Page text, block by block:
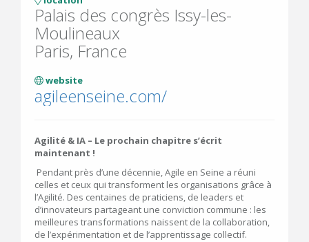
Palais des congrès Issy-les-
Moulineaux
Paris, France
website
agileenseine.com/
Agilité & IA – Le prochain chapitre s’écrit
maintenant !
Pendant près d’une décennie, Agile en Seine a réuni
celles et ceux qui transforment les organisations grâce à
l’Agilité. Des centaines de praticiens, de leaders et
d’innovateurs partageant une conviction commune : les
meilleures transformations naissent de la collaboration,
de l’expérimentation et de l’apprentissage collectif.